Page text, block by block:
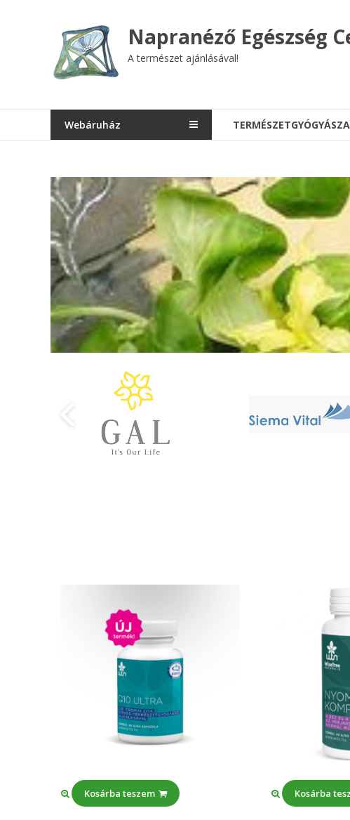
Napranéző Egészség
A természet ajánlásával!
Webáruház
Kosárba teszem Kosárba